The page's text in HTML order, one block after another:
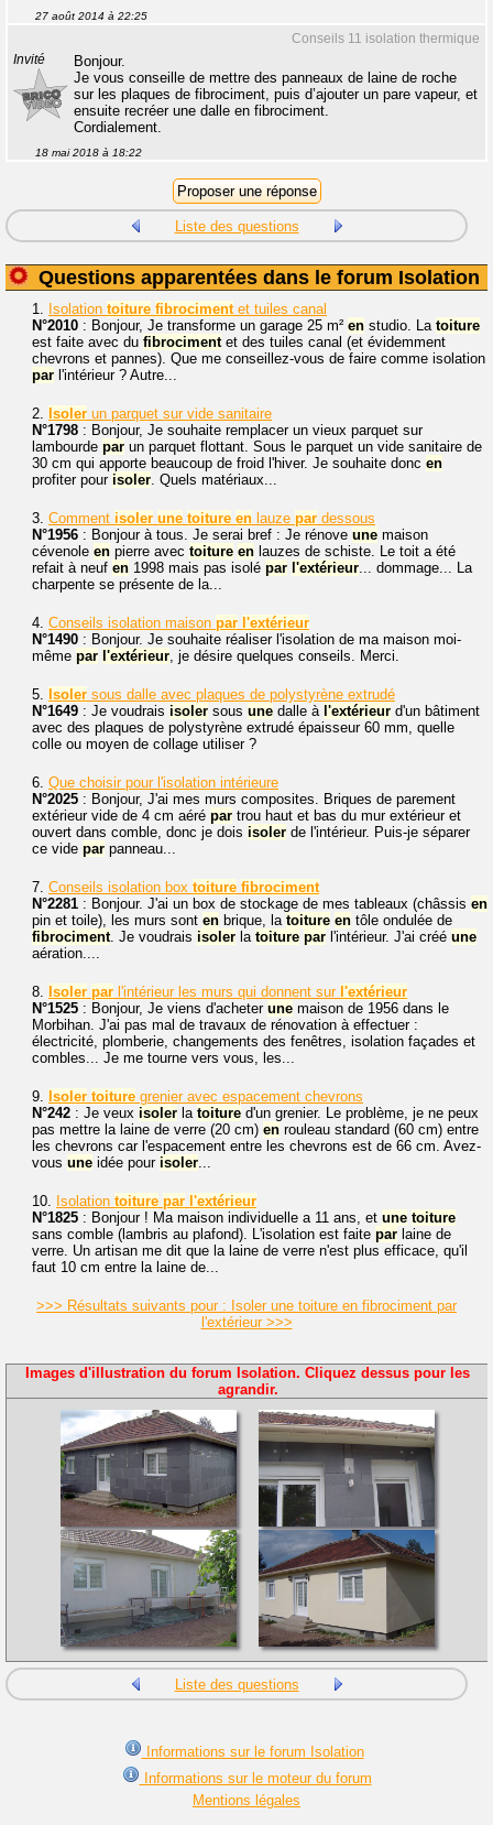
27 août 2014 à 22:25
Conseils 11 isolation thermique
Invité
Bonjour.
Je vous conseille de mettre des panneaux de laine de roche
sur les plaques de fibrociment, puis d’ajouter un pare vapeur, et
ensuite recréer une dalle en fibrociment.
Cordialement.
18 mai 2018 à 18:22
Liste des questions
Questions apparentées dans le forum Isolation
1. Isolation toiture fibrocimentet tuiles canal
N°2010 : Bonjour, Je transforme un garage 25 m² en studio. La toiture
est faite avec du fibrocimentet des tuiles canal (et évidemment
chevrons et pannes). Que me conseillez-vous de faire comme isolation
par l'intérieur ? Autre...
2. Isoler un parquet sur vide sanitaire
N°1798 : Bonjour, Je souhaite remplacer un vieux parquet sur
lambourde par un parquet flottant. Sous le parquet un vide sanitaire de
30 cm qui apporte beaucoup de froid l'hiver. Je souhaite donc en
profiter pour isoler. Quels matériaux...
3. Comment isoler une toiture en lauze par dessous
N°1956 : Bonjour à tous. Je serai bref : Je rénove une maison
cévenole en pierre avec toiture en lauzes de schiste. Le toit a été
refait à neuf en 1998 mais pas isolé par l'extérieur... dommage... La
charpente se présente de la...
4. Conseils isolation maison par l'extérieur
N°1490 : Bonjour. Je souhaite réaliser l'isolation de ma maison moi-
même par l'extérieur, je désire quelques conseils. Merci.
5. Isoler sous dalle avec plaques de polystyrène extrudé
N°1649 : Je voudrais isoler sous une dalle à l'extérieur d'un bâtiment
avec des plaques de polystyrène extrudé épaisseur 60 mm, quelle
colle ou moyen de collage utiliser ?
6. Que choisir pour l'isolation intérieure
N°2025 : Bonjour, J'ai mes murs composites. Briques de parement
extérieur vide de 4 cm aéré par trou haut et bas du mur extérieur et
ouvert dans comble, donc je dois isoler de l'intérieur. Puis-je séparer
ce vide par panneau...
7. Conseils isolation box toiture fibrociment
N°2281 : Bonjour. J'ai un box de stockage de mes tableaux (châssis en
pin et toile), les murs sont en brique, la toiture en tôle ondulée de
fibrociment. Je voudrais isoler la toiture par l'intérieur. J'ai créé une
aération....
8. Isoler par l'intérieur les murs qui donnent sur l'extérieur
N°1525 : Bonjour, Je viens d'acheter une maison de 1956 dans le
Morbihan. J'ai pas mal de travaux de rénovation à effectuer :
électricité, plomberie, changements des fenêtres, isolation façades et
combles... Je me tourne vers vous, les...
9. Isoler toiture grenier avec espacement chevrons
N°242 : Je veux isoler la toiture d'un grenier. Le problème, je ne peux
pas mettre la laine de verre (20 cm) en rouleau standard (60 cm) entre
les chevrons car l'espacement entre les chevrons est de 66 cm. Avez-
vous une idée pour isoler...
10. Isolation toiture par l'extérieur
N°1825 : Bonjour ! Ma maison individuelle a 11 ans, et une toiture
sans comble (lambris au plafond). L'isolation est faite par laine de
verre. Un artisan me dit que la laine de verre n'est plus efficace, qu'il
faut 10 cm entre la laine de...
>>> Résultats suivants pour : Isoler une toiture en fibrociment par
l'extérieur >>>
Images d'illustration du forum Isolation. Cliquez dessus pour les
agrandir.
Liste des questions
Informations sur le forum Isolation
Informations sur le moteur du forum
Mentions légales